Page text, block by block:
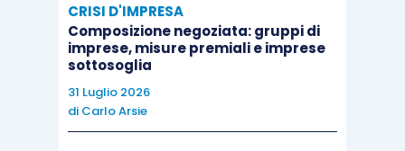
riallineamento.
Per quantoun nuovo intervento di prassi sia
altamente auspicabile
assenza di cambiamenti normativi, la posizione
CRISI D'IMPRESA
Composizione negoziata: gruppi di
imprese, misure premiali e imprese
sottosoglia
31 Luglio 2026
di Carlo Arsie